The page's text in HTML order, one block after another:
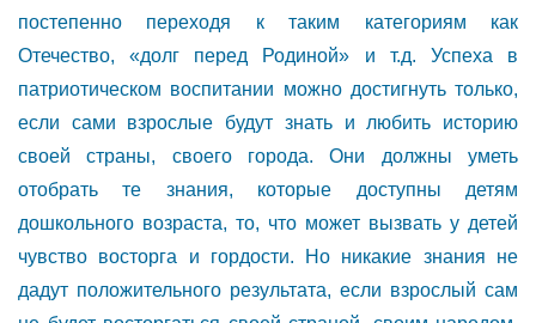
постепенно переходя к таким категориям как
Отечество, «долг перед Родиной» и т.д. Успеха в
патриотическом воспитании можно достигнуть только,
если сами взрослые будут знать и любить историю
своей страны, своего города. Они должны уметь
отобрать те знания, которые доступны детям
дошкольного возраста, то, что может вызвать у детей
чувство восторга и гордости. Но никакие знания не
дадут положительного результата, если взрослый сам